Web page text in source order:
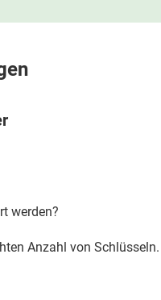
werden?
Anzahl von Schlüsseln.